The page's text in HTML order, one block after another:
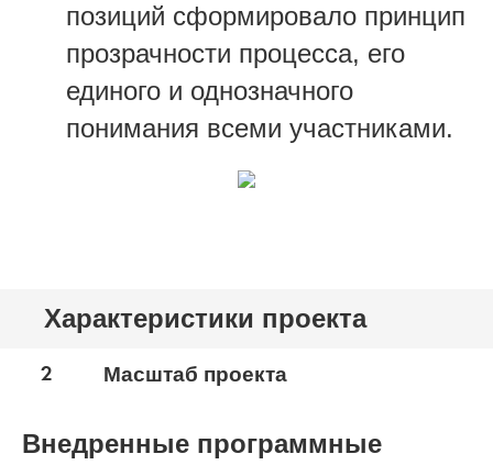
позиций сформировало принцип
прозрачности процесса, его
единого и однозначного
понимания всеми участниками.
Характеристики проекта
2 Масштаб проекта
Внедренные программные